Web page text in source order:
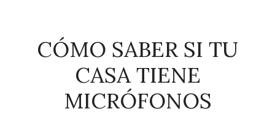
CÓMO SABER SI TU
CASA TIENE
MICRÓFONOS